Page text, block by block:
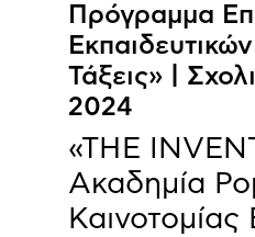
Πρόγραμμα
Τάξεις» |
2024
«THE
Ακαδημία